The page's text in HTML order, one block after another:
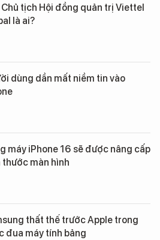
Chủ tịch Hội đồng quản trị Viettel
là ai?
dùng dần mất niềm tin vào
máy iPhone 16 sẽ được nâng cấp
thước màn hình
thất thế trước Apple trong
đua máy tính bảng